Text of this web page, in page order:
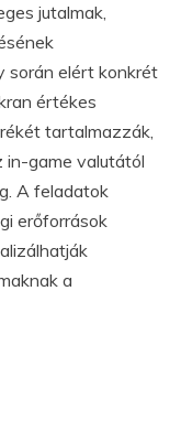
jutalmak,
során elért konkrét
értékes
tartalmazzák,
in-game valutától
A feladatok
erőforrások
a